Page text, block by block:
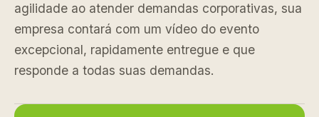
agilidade ao atender demandas corporativas, sua
empresa contará com um vídeo do evento
excepcional, rapidamente entregue e que
responde a todas suas demandas.